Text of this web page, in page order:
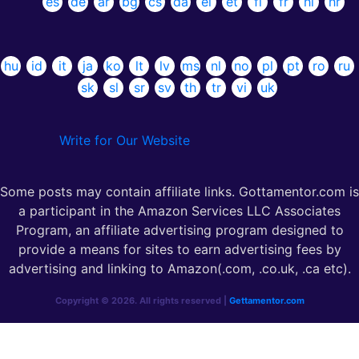
hu id it ja ko lt lv ms nl no pl pt ro
ru
sk
sl sr sv th tr vi uk
Write for Our Website
Some posts may contain affiliate links. Gottamentor.com is
a participant in the Amazon Services LLC Associates
Program, an affiliate advertising program designed to
provide a means for sites to earn advertising fees by
advertising and linking to Amazon(.com, .co.uk, .ca etc).
Copyright © 2026. All rights reserved | Gettamentor.com